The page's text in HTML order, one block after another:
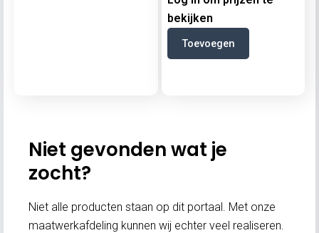
bekijken
Toevoegen
Niet gevonden wat je
zocht?
Niet alle producten staan op dit portaal. Met onze
maatwerkafdeling kunnen wij echter veel realiseren.